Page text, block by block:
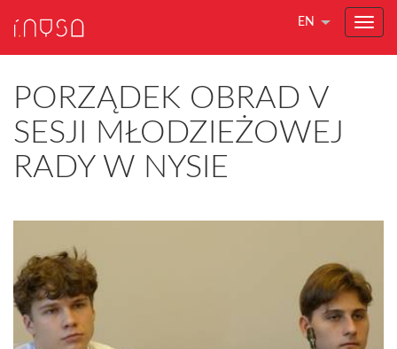
EN
PORZĄDEK OBRAD V
SESJI MŁODZIEŻOWEJ
RADY W NYSIE